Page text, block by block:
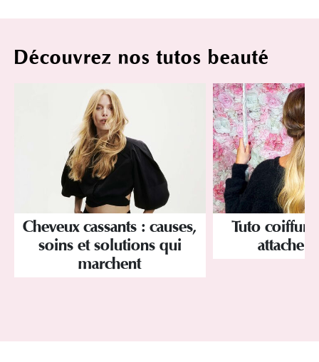
Découvrez nos tutos beauté
Cheveux cassants : causes,
soins et solutions qui
marchent
Tuto
attache